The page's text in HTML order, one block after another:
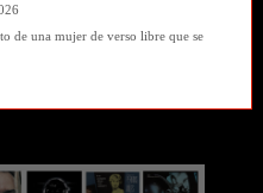
de una mujer de verso libre que se